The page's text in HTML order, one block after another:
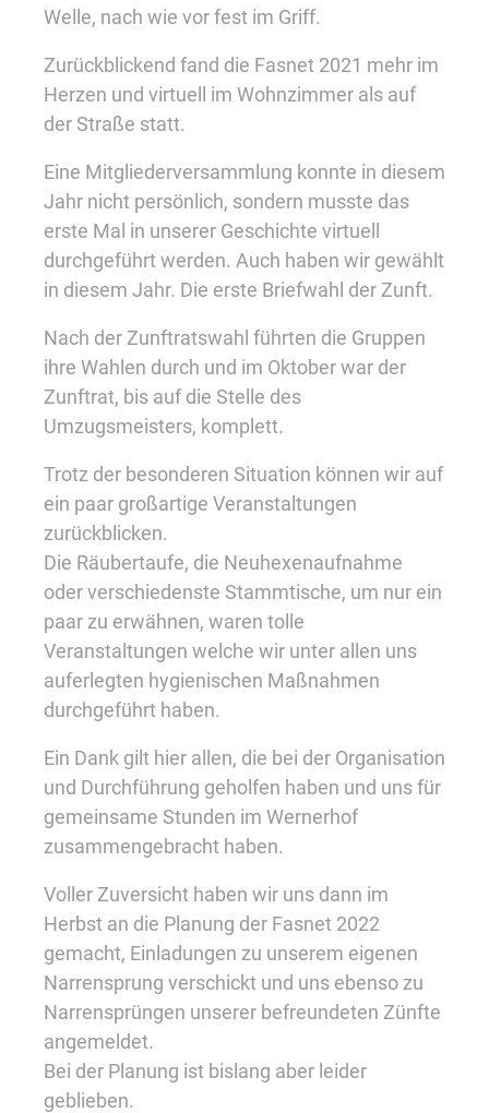
Welle, nach wie vor fest im Griff.
Zurückblickend fand die Fasnet 2021 mehr im
Herzen und virtuell im Wohnzimmer als auf
der Straße statt.
Eine Mitgliederversammlung konnte in diesem
Jahr nicht persönlich, sondern musste das
erste Mal in unserer Geschichte virtuell
durchgeführt werden. Auch haben wir gewählt
in diesem Jahr. Die erste Briefwahl der Zunft.
Nach der Zunftratswahl führten die Gruppen
ihre Wahlen durch und im Oktober war der
Zunftrat, bis auf die Stelle des
Umzugsmeisters, komplett.
Trotz der besonderen Situation können wir auf
ein paar großartige Veranstaltungen
zurückblicken.
Die Räubertaufe, die Neuhexenaufnahme
oder verschiedenste Stammtische, um nur ein
paar zu erwähnen, waren tolle
Veranstaltungen welche wir unter allen uns
auferlegten hygienischen Maßnahmen
durchgeführt haben.
Ein Dank gilt hier allen, die bei der Organisation
und Durchführung geholfen haben und uns für
gemeinsame Stunden im Wernerhof
zusammengebracht haben.
Voller Zuversicht haben wir uns dann im
Herbst an die Planung der Fasnet 2022
gemacht, Einladungen zu unserem eigenen
Narrensprung verschickt und uns ebenso zu
Narrensprüngen unserer befreundeten Zünfte
angemeldet.
Bei der Planung ist bislang aber leider
geblieben.